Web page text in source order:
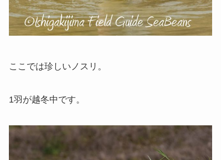
ここでは珍しいノスリ。
1羽が越冬中です。